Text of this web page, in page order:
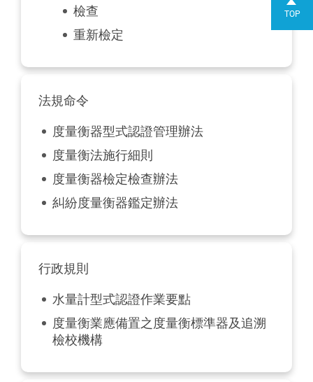
檢查
重新檢定
法規命令
度量衡器型式認證管理辦法
度量衡法施行細則
度量衡器檢定檢查辦法
糾紛度量衡器鑑定辦法
行政規則
水量計型式認證作業要點
度量衡業應備置之度量衡標準器及追溯
檢校機構
TOP